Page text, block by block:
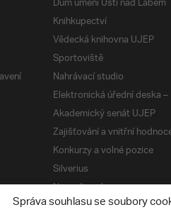
Správa souhlasu se soubory
Knihkupectví
Vědecká knihovna UJEP
Sportoviště
Nahrávací studio
Elektronická úřední deska –
Akademický senát UJEP
Zajišťování a vnitřní
Konkurzy a volné pozice
Silverius
Napsali o nás
Tiskové zprávy